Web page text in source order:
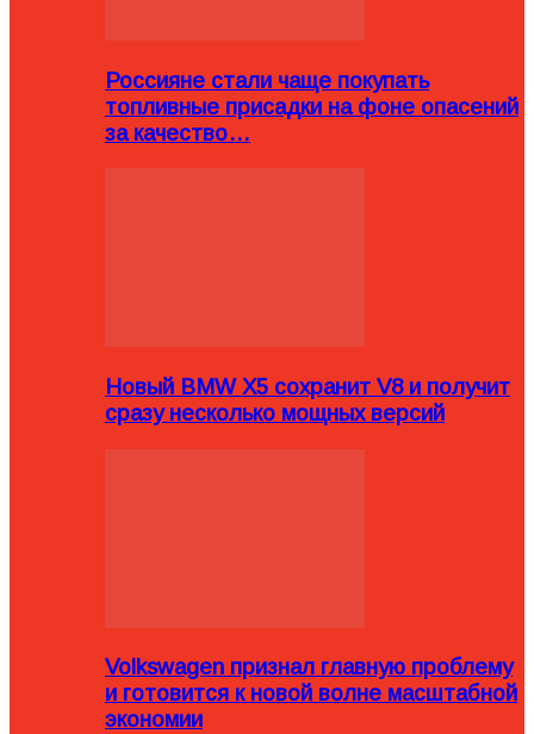
Россияне стали чаще покупать
топливные присадки на фоне опасений
за качество…
Новый BMW X5 сохранит V8 и получит
сразу несколько мощных версий
Volkswagen признал главную проблему
и готовится к новой волне масштабной
экономии